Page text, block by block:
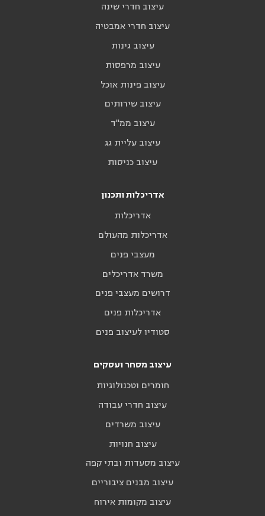
עיצוב חדרי שינה
עיצוב חדרי אמבטיה
עיצוב גינות
עיצוב מרפסות
עיצוב פינות אוכל
עיצוב שירותים
עיצוב ממ"ד
עיצוב עליית גג
עיצוב כניסות
אדריכלות ותכנון
אדריכלות
אדריכלות מהעולם
מעצבי פנים
משרד אדריכלים
דרושים מעצבי פנים
אדריכלות פנים
סטודיו לעיצוב פנים
עיצוב מסחר ועסקים
חומרים וטכנולוגיות
עיצוב חדרי עבודה
עיצוב משרדים
עיצוב חנויות
עיצוב מסעדות ובתי קפה
עיצוב מבנים ציבוריים
עיצוב מקומות אירוח